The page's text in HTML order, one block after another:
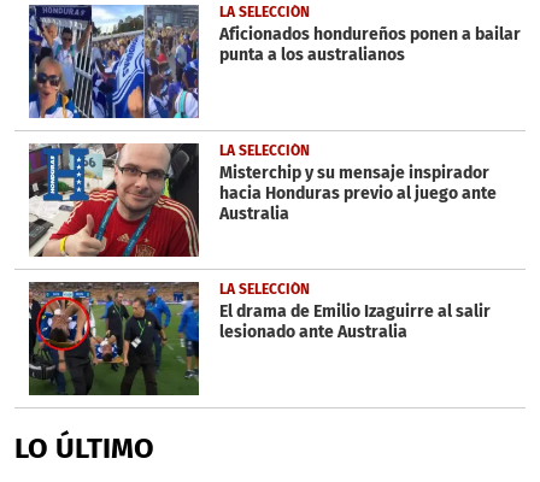
LA SELECCIÓN
Aficionados hondureños ponen a bailar
punta a los australianos
LA SELECCIÓN
Misterchip y su mensaje inspirador
hacia Honduras previo al juego ante
Australia
LA SELECCIÓN
El drama de Emilio Izaguirre al salir
lesionado ante Australia
LO ÚLTIMO